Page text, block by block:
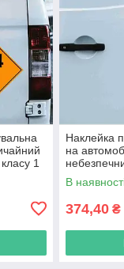
1
Наклейка
на
(1.5)" з
В
374,40 ₴